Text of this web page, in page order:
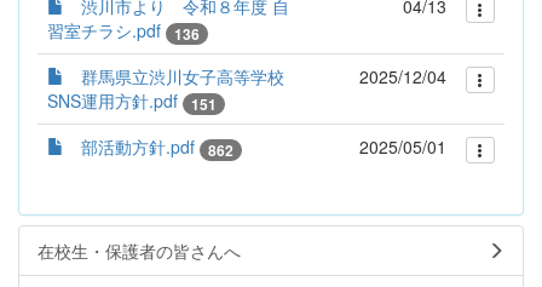
渋川市より 令和８年度 自
習室チラシ.pdf
136
04/13
群馬県立渋川女子高等学校
SNS運用方針.pdf
151
2025/12/04
部活動方針.pdf 862 2025/05/01
在校生・保護者の皆さんへ